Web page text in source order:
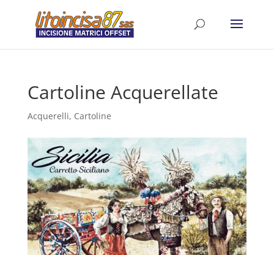
Cartoline Acquerellate
Acquerelli, Cartoline